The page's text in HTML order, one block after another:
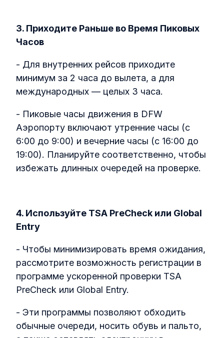
3. Приходите Раньше во Время Пиковых
Часов
- Для внутренних рейсов приходите
минимум за 2 часа до вылета, а для
международных — целых 3 часа.
- Пиковые часы движения в DFW
Аэропорту включают утренние часы (с
6:00 до 9:00) и вечерние часы (с 16:00 до
19:00). Планируйте соответственно, чтобы
избежать длинных очередей на проверке.
4. Используйте TSA PreCheck или Global
Entry
- Чтобы минимизировать время ожидания,
рассмотрите возможность регистрации в
программе ускоренной проверки TSA
PreCheck или Global Entry.
- Эти программы позволяют обходить
обычные очереди, носить обувь и пальто,